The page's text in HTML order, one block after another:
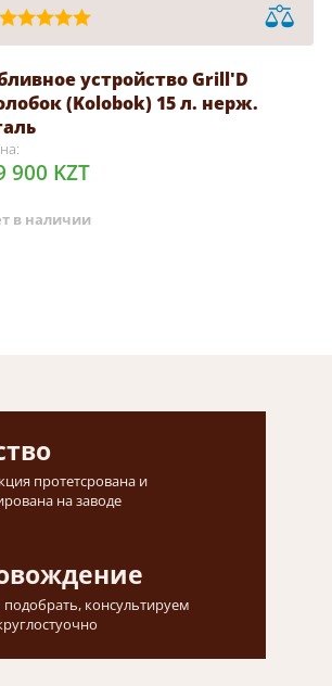
устройство Grill'D
(Kolobok) 15 л. нерж.
900 KZT
в наличии
протетсрована и
на заводе
консультируем